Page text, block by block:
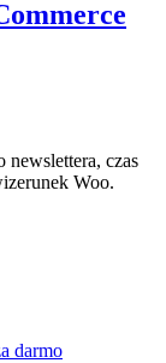
newslettera, czas
Woo.
darmo